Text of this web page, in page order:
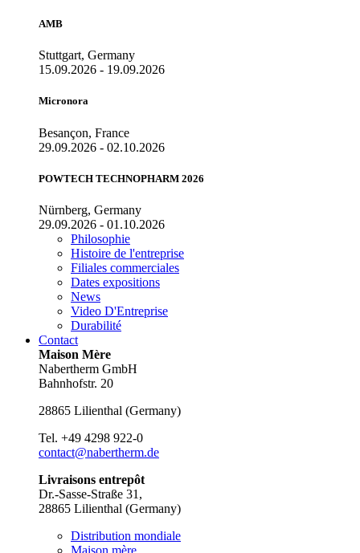
AMB
Stuttgart, Germany
15.09.2026 - 19.09.2026
Micronora
Besançon, France
29.09.2026 - 02.10.2026
POWTECH TECHNOPHARM 2026
Nürnberg, Germany
29.09.2026 - 01.10.2026
Philosophie
Histoire de l'entreprise
Filiales commerciales
Dates expositions
News
Video D'Entreprise
Durabilité
Contact
Maison Mère
Nabertherm GmbH
Bahnhofstr. 20
28865 Lilienthal (Germany)
Tel. +49 4298 922-0
contact@nabertherm.de
Livraisons entrepôt
Dr.-Sasse-Straße 31,
28865 Lilienthal (Germany)
Distribution mondiale
Maison mère